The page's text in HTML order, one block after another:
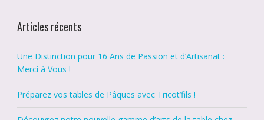
Articles récents
Une Distinction pour 16 Ans de Passion et d’Artisanat :
Merci à Vous !
Préparez vos tables de Pâques avec Tricot’fils !